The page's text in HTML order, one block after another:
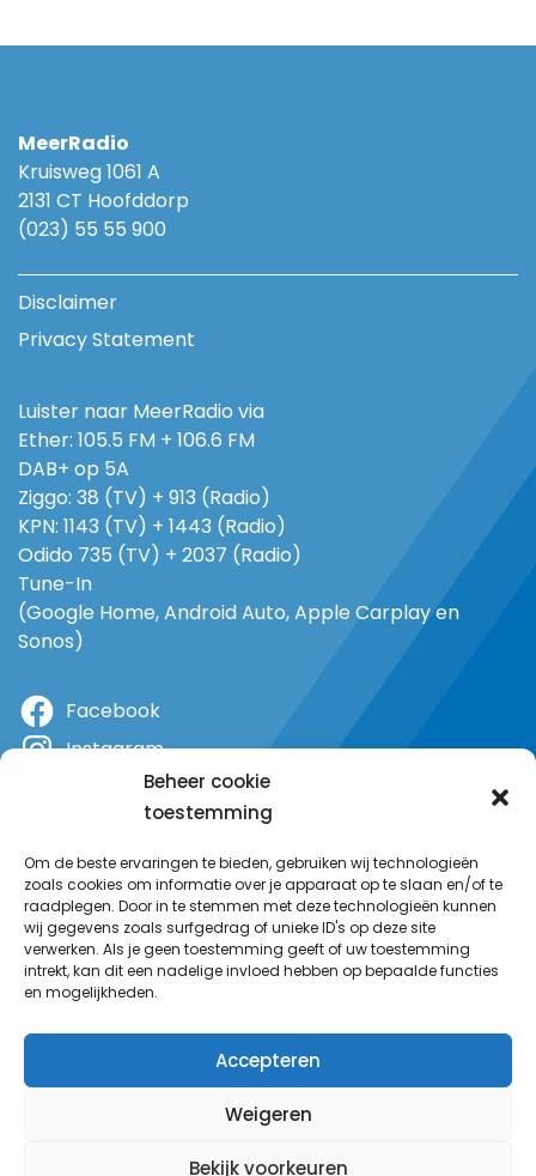
Beheer cookie
toestemming
Om de beste ervaringen te bieden, gebruiken wij technologieën
zoals cookies om informatie over je apparaat op te slaan en/of te
raadplegen. Door in te stemmen met deze technologieën kunnen
wij gegevens zoals surfgedrag of unieke ID's op deze site
verwerken. Als je geen toestemming geeft of uw toestemming
intrekt, kan dit een nadelige invloed hebben op bepaalde functies
en mogelijkheden.
Accepteren
Weigeren
Bekijk voorkeuren
MeerRadio
Kruisweg 1061 A
2131 CT Hoofddorp
(023) 55 55 900
Disclaimer
Privacy Statement
Luister naar MeerRadio via
Ether: 105.5 FM + 106.6 FM
DAB+ op 5A
Ziggo: 38 (TV) + 913 (Radio)
KPN: 1143 (TV) + 1443 (Radio)
Odido 735 (TV) + 2037 (Radio)
Tune-In
(Google Home, Android Auto, Apple Carplay en
Sonos)
Facebook
Instagram
YouTube